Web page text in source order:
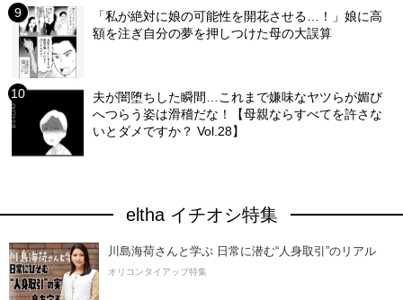
「私が絶対に娘の可能性を開花させる…！」娘に高
額を注ぎ自分の夢を押しつけた母の大誤算
夫が闇堕ちした瞬間…これまで嫌味なヤツらが媚び
へつらう姿は滑稽だな！【母親ならすべてを許さな
いとダメですか？ Vol.28】
eltha イチオシ特集
川島海荷さんと学ぶ 日常に潜む“人身取引”のリアル
オリコンタイアップ特集